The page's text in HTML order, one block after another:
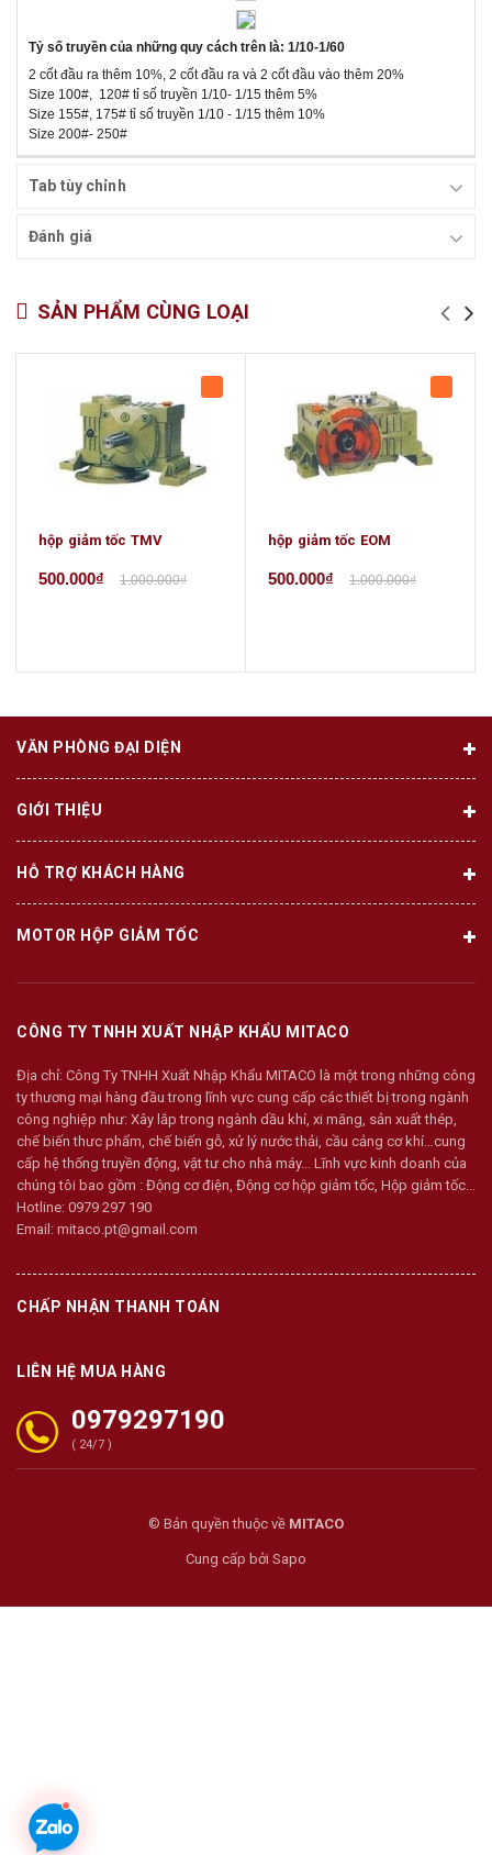
Tỷ số truyền của những quy cách trên là: 1/10-1/60
2 cốt đầu ra thêm 10%, 2 cốt đầu ra và 2 cốt đầu vào thêm 20%
Size 100#, 120# tỉ số truyền 1/10- 1/15 thêm 5%
Size 155#, 175# tỉ số truyền 1/10 - 1/15 thêm 10%
Size 200#- 250#
Tab tùy chỉnh
Đánh giá
SẢN PHẨM CÙNG LOẠI
hộp giảm tốc TMV
500.000₫ 1.000.000₫
hộp giảm tốc EOM
500.000₫ 1.000.000₫
VĂN PHÒNG ĐẠI DIỆN
GIỚI THIỆU
HỖ TRỢ KHÁCH HÀNG
MOTOR HỘP GIẢM TỐC
CÔNG TY TNHH XUẤT NHẬP KHẨU MITACO
Địa chỉ: Công Ty TNHH Xuất Nhập Khẩu MITACO là một trong những công
ty thương mại hàng đầu trong lĩnh vực cung cấp các thiết bị trong ngành
công nghiệp như: Xây lắp trong ngành dầu khí, xi măng, sản xuất thép,
chế biến thưc phẩm, chế biến gỗ, xử lý nước thải, cầu cảng cơ khí…cung
cấp hệ thống truyền động, vật tư cho nhà máy... Lĩnh vực kinh doanh của
chúng tôi bao gồm : Động cơ điện, Động cơ hộp giảm tốc, Hộp giảm tốc...
Hotline: 0979 297 190
Email: mitaco.pt@gmail.com
CHẤP NHẬN THANH TOÁN
LIÊN HỆ MUA HÀNG
0979297190
( 24/7 )
© Bản quyền thuộc về MITACO
Cung cấp bởi Sapo